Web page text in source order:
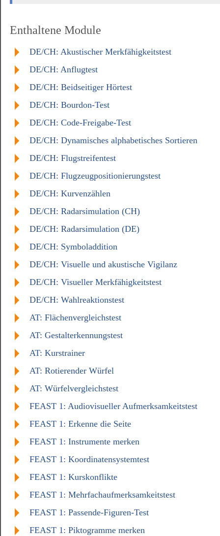
Enthaltene Module
DE/CH: Akustischer Merkfähigkeitstest
DE/CH: Anflugtest
DE/CH: Beidseitiger Hörtest
DE/CH: Bourdon-Test
DE/CH: Code-Freigabe-Test
DE/CH: Dynamisches alphabetisches Sortieren
DE/CH: Flugstreifentest
DE/CH: Flugzeugpositionierungstest
DE/CH: Kurvenzählen
DE/CH: Radarsimulation (CH)
DE/CH: Radarsimulation (DE)
DE/CH: Symboladdition
DE/CH: Visuelle und akustische Vigilanz
DE/CH: Visueller Merkfähigkeitstest
DE/CH: Wahlreaktionstest
AT: Flächenvergleichstest
AT: Gestalterkennungstest
AT: Kurstrainer
AT: Rotierender Würfel
AT: Würfelvergleichstest
FEAST 1: Audiovisueller Aufmerksamkeitstest
FEAST 1: Erkenne die Seite
FEAST 1: Instrumente merken
FEAST 1: Koordinatensystemtest
FEAST 1: Kurskonflikte
FEAST 1: Mehrfachaufmerksamkeitstest
FEAST 1: Passende-Figuren-Test
FEAST 1: Piktogramme merken